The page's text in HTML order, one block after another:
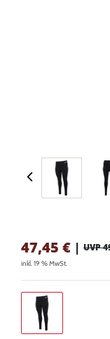
47,45 € | UVP
inkl. 19 % MwSt.